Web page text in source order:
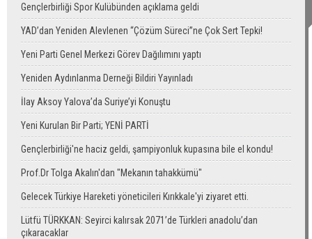
Gençlerbirliği Spor Kulübünden açıklama geldi
YAD’dan Yeniden Alevlenen “Çözüm Süreci”ne Çok Sert Tepki!
Yeni Parti Genel Merkezi Görev Dağılımını yaptı
Yeniden Aydınlanma Derneği Bildiri Yayınladı
İlay Aksoy Yalova’da Suriye’yi Konuştu
Yeni Kurulan Bir Parti; YENİ PARTİ
Gençlerbirliği'ne haciz geldi, şampiyonluk kupasına bile el kondu!
Prof.Dr Tolga Akalın'dan "Mekanın tahakkümü"
Gelecek Türkiye Hareketi yöneticileri Kırıkkale'yi ziyaret etti.
Lütfü TÜRKKAN: Seyirci kalırsak 2071’de Türkleri anadolu’dan
çıkaracaklar